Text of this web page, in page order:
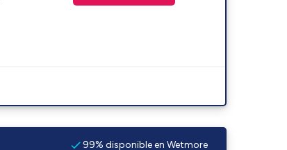
99% disponible en Wetmore